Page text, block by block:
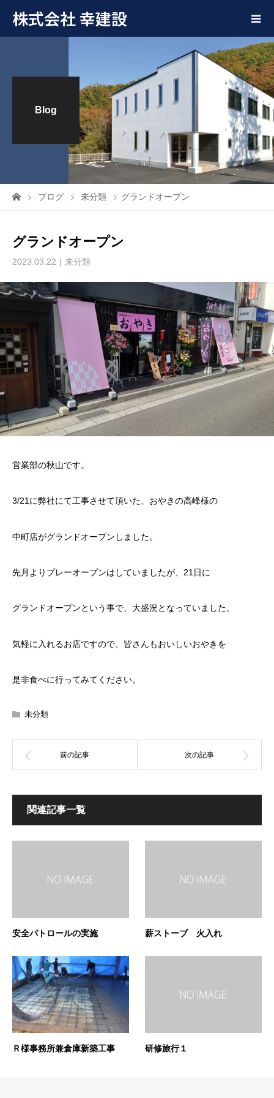
株式会社 幸建設
Blog
ブログ 未分類 グランドオープン
グランドオープン
2023.03.22 未分類
営業部の秋山です。
3/21に弊社にて工事させて頂いた、おやきの高峰様の
中町店がグランドオープンしました。
先月よりプレーオープンはしていましたが、21日に
グランドオープンという事で、大盛況となっていました。
気軽に入れるお店ですので、皆さんもおいしいおやきを
是非食べに行ってみてください。
未分類
関連記事一覧
安全パトロールの実施 薪ストーブ 火入れ
Ｒ様事務所兼倉庫新築工事 研修旅行１